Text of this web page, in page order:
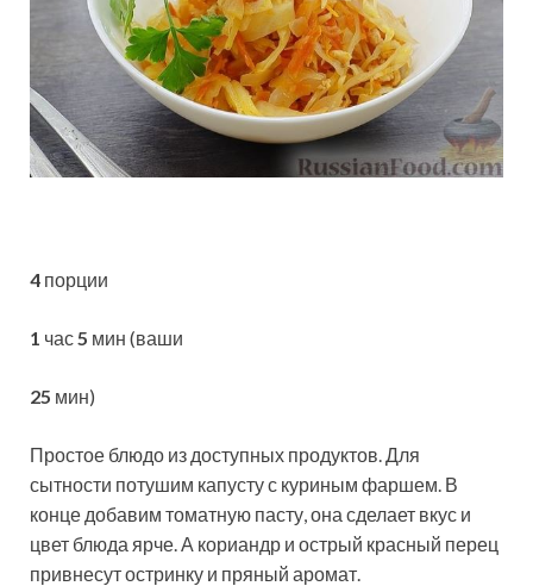
4 порции
1 час 5 мин (ваши
25 мин)
Простое блюдо из доступных продуктов. Для
сытности потушим капусту с куриным фаршем. В
конце добавим томатную пасту, она сделает вкус и
цвет блюда ярче. А кориандр и острый красный перец
привнесут остринку и пряный аромат.